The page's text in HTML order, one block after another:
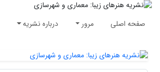
صفحه اصلی مرور درباره نشریه